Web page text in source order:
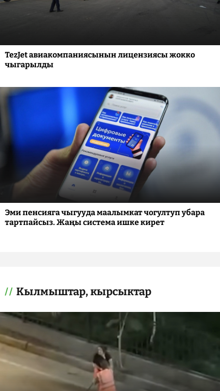
TezJet авиакомпаниясынын лицензиясы жокко
чыгарылды
Эми пенсияга чыгууда маалымкат чогултуп убара
тартпайсыз. Жаңы система ишке кирет
Кылмыштар, кырсыктар